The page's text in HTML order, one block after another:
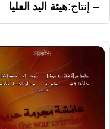
إنتاج هيئة اليد العليا